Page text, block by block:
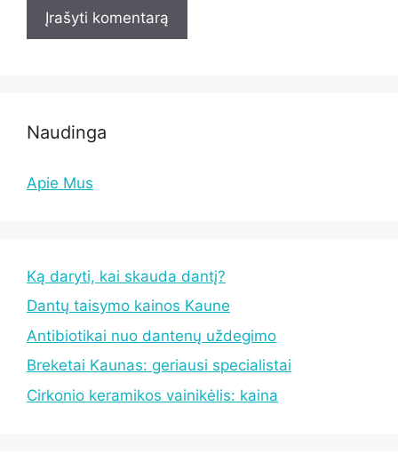
Naudinga
Apie Mus
Ką daryti, kai skauda dantį?
Dantų taisymo kainos Kaune
Antibiotikai nuo dantenų uždegimo
Breketai Kaunas: geriausi specialistai
Cirkonio keramikos vainikėlis: kaina